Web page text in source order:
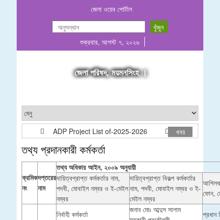
জেলা ওয়েব পোর্টাল
শুক্রবার, আগস্ট ৭, ২০২৬
জেলা পরিষদ, ময়মনসিংহ ।
ADP Project List of-2025-2026 গাছ বিক্রয়ের
খবর
তথ্য প্রদানকারী কর্মকর্তা
ক্রমিক
নং
দপ্তরের
নাম
তথ্য অধিকার আইন, ২০০৯ অনুযায়ী
দায়িত্বপ্রাপ্ত কর্মকর্তার নাম,
পদবী, মোবাইল নম্বর ও ই-মেইল
নম্বর
দায়িত্বপ্রাপ্ত বিকল্প কর্মকর্তার
নাম, পদবী, মোবাইল নম্বর ও ই-
মেইল নম্বর
ফোন,
নির্বাহী কর্মকর্তা
জনাব মোঃ আব্দুস সালাম
প্রধান